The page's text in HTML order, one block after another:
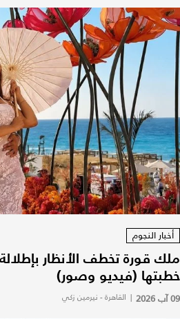
أخبار النجوم
ملك قورة تخطف الأنظار
خطبتها (فيديو وصور)
09 آب 2026 | القاهرة - نيرمين زكي